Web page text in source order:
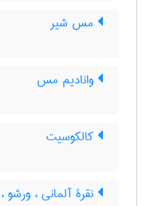
مس شیر
وانادیم مس
کالکوسیت
نقرۀ آلمانی ، ورشو